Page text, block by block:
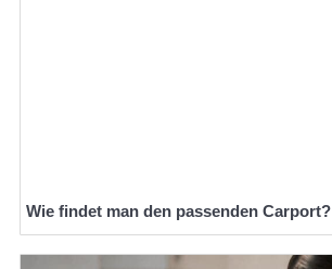
Wie findet man den passenden Carport?